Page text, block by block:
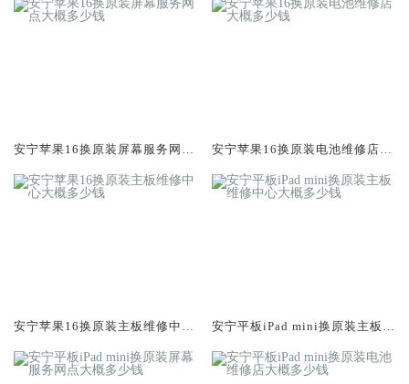
安宁苹果16换原装屏幕服务网点
安宁苹果16换原装电池维修店大
安宁苹果16换原装主板维修中心
安宁平板iPad mini换原装主板维